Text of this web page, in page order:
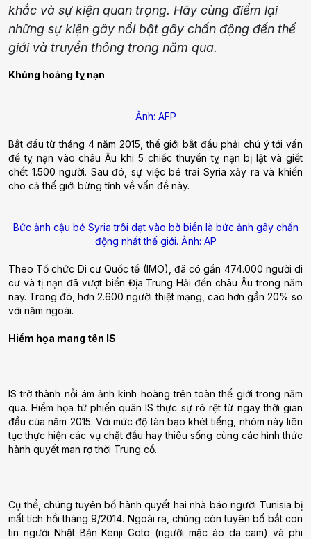
khắc và sự kiện quan trọng. Hãy cùng điểm lại
những sự kiện gây nổi bật gây chấn động đến thế
giới và truyền thông trong năm qua.
Khủng hoảng tỵ nạn
Ảnh: AFP
Bắt đầu từ tháng 4 năm 2015, thế giới bắt đầu phải chú ý tới vấn
đề tỵ nạn vào châu Âu khi 5 chiếc thuyền tỵ nạn bị lật và giết
chết 1.500 người. Sau đó, sự việc bé trai Syria xảy ra và khiến
cho cả thế giới bừng tỉnh về vấn đề này.
Bức ảnh cậu bé Syria trôi dạt vào bờ biển là bức ảnh gây chấn
động nhất thế giới. Ảnh: AP
Theo Tổ chức Di cư Quốc tế (IMO), đã có gần 474.000 người di
cư và tị nạn đã vượt biển Địa Trung Hải đến châu Âu trong năm
nay. Trong đó, hơn 2.600 người thiệt mạng, cao hơn gần 20% so
với năm ngoái.
Hiểm họa mang tên IS
IS trở thành nỗi ám ảnh kinh hoàng trên toàn thế giới trong năm
qua. Hiểm họa từ phiến quân IS thực sự rõ rệt từ ngay thời gian
đầu của năm 2015. Với mức độ tàn bạo khét tiếng, nhóm này liên
tục thực hiện các vụ chặt đầu hay thiêu sống cùng các hình thức
hành quyết man rợ thời Trung cổ.
Cụ thể, chúng tuyên bố hành quyết hai nhà báo người Tunisia bị
mất tích hồi tháng 9/2014. Ngoài ra, chúng còn tuyên bố bắt con
tin người Nhật Bản Kenji Goto (người mặc áo da cam) và phi